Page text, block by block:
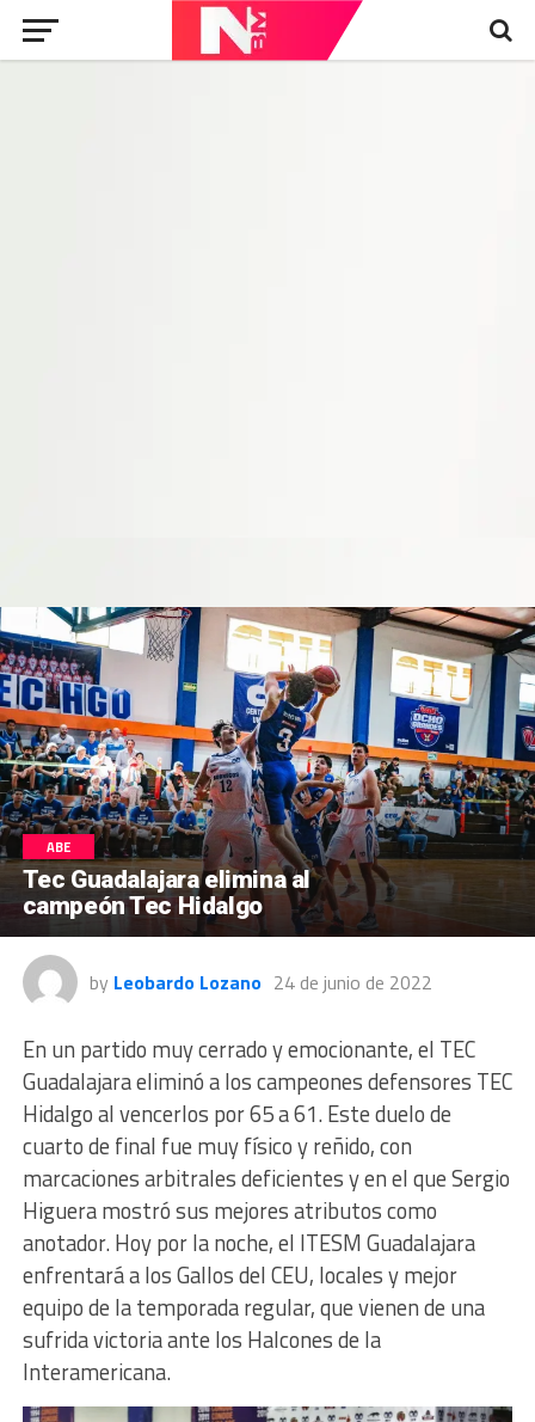
ABE
Tec Guadalajara elimina al
campeón Tec Hidalgo
by Leobardo Lozano 24 de junio de 2022
En un partido muy cerrado y emocionante, el TEC
Guadalajara eliminó a los campeones defensores TEC
Hidalgo al vencerlos por 65 a 61. Este duelo de
cuarto de final fue muy físico y reñido, con
marcaciones arbitrales deficientes y en el que Sergio
Higuera mostró sus mejores atributos como
anotador. Hoy por la noche, el ITESM Guadalajara
enfrentará a los Gallos del CEU, locales y mejor
equipo de la temporada regular, que vienen de una
sufrida victoria ante los Halcones de la
Interamericana.